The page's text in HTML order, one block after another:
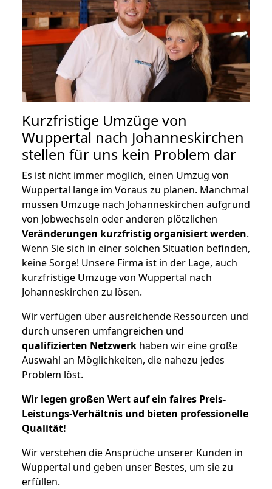
Kurzfristige Umzüge von
Wuppertal nach Johanneskirchen
stellen für uns kein Problem dar
Es ist nicht immer möglich, einen Umzug von
Wuppertal lange im Voraus zu planen. Manchmal
müssen Umzüge nach Johanneskirchen aufgrund
von Jobwechseln oder anderen plötzlichen
Veränderungen kurzfristig organisiert werden.
Wenn Sie sich in einer solchen Situation befinden,
keine Sorge! Unsere Firma ist in der Lage, auch
kurzfristige Umzüge von Wuppertal nach
Johanneskirchen zu lösen.
Wir verfügen über ausreichende Ressourcen und
durch unseren umfangreichen und
qualifizierten Netzwerk haben wir eine große
Auswahl an Möglichkeiten, die nahezu jedes
Problem löst.
Wir legen großen Wert auf ein faires Preis-
Leistungs-Verhältnis und bieten professionelle
Qualität!
Wir verstehen die Ansprüche unserer Kunden in
Wuppertal und geben unser Bestes, um sie zu
erfüllen.